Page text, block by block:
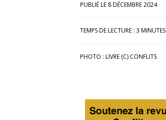
8 DÉCEMBRE 2024
TEMPS DE LECTURE : 3 MINUTES
PHOTO : LIVRE (C) CONFLITS